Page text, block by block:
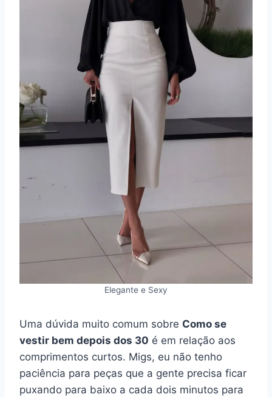
Elegante e Sexy
Uma dúvida muito comum sobre Como se
vestir bem depois dos 30 é em relação aos
comprimentos curtos. Migs, eu não tenho
paciência para peças que a gente precisa ficar
puxando para baixo a cada dois minutos para